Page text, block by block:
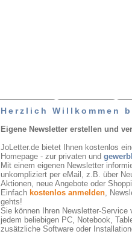
Herzlich Willkommen
Eigene Newsletter erstellen und
JoLetter.de bietet Ihnen kostenlos
Homepage - zur privaten und
Mit einem eigenen Newsletter
unkompliziert per eMail, z.B. über
Aktionen, neue Angebote oder
Einfach kostenlos anmelden,
gehts!
Sie können Ihren Newsletter-
jedem beliebigen PC, Notebook,
zusätzliche Software oder